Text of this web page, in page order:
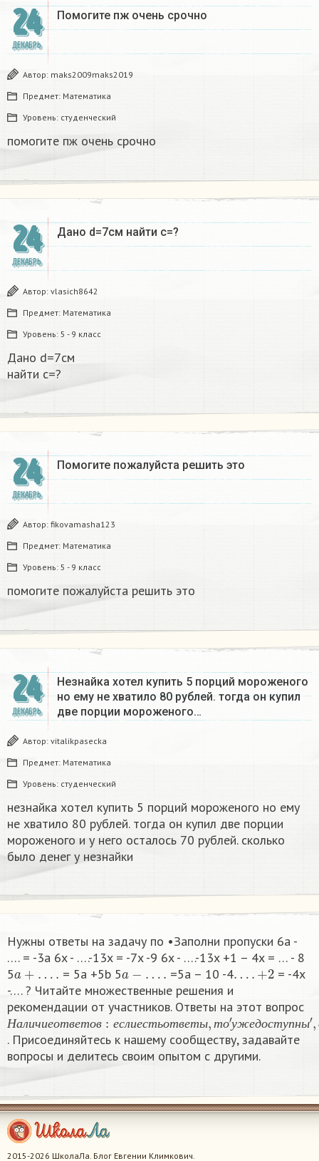
24
ДЕКАБРЬ
Помогите пж очень срочно​
Автор: maks2009maks2019
Предмет: Математика
Уровень: студенческий
помогите пж очень срочно​
24
ДЕКАБРЬ
Дано d=7см найти с=?​
Автор: vlasich8642
Предмет: Математика
Уровень: 5 - 9 класс
Дано d=7см
найти с=?​
24
ДЕКАБРЬ
Помогите пожалуйста решить это
Автор: fikovamasha123
Предмет: Математика
Уровень: 5 - 9 класс
помогите пожалуйста решить это
24
ДЕКАБРЬ
Незнайка хотел купить 5 порций мороженого
но ему не хватило 80 рублей. тогда он купил
две порции мороженого…
Автор: vitalikpasecka
Предмет: Математика
Уровень: студенческий
незнайка хотел купить 5 порций мороженого но ему
не хватило 80 рублей. тогда он купил две порции
мороженого и у него осталось 70 рублей. сколько
было денег у незнайки
Нужны ответы на задачу по •Заполни пропуски 6a -
…. = -3a 6x - ….-13x = -7x -9 6x - ….-13x +1 – 4x = … - 8
5a +… . = 5a +5b 5a −… =5a – 10 -4… +2
= -4x
-…. ? Читайте множественные решения и
рекомендации от участников. Ответы на этот вопрос
Н ал и ч и е о т в е т о в е сл и е с т ьо т в е т ы т о у же д ост упн ы
Наличиеответ ов еслиестьотве ты, то′ уж едо с тупны′,е с
—′поканет′
. Присоединяйтесь к нашему сообществу, задавайте
вопросы и делитесь своим опытом с другими.
2015-2026 ШколаЛа. Блог Евгении Климкович.